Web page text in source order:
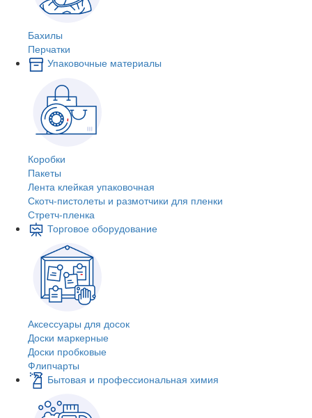
Бахилы
Перчатки
Упаковочные материалы
Коробки
Пакеты
Лента клейкая упаковочная
Скотч-пистолеты и размотчики для пленки
Стретч-пленка
Торговое оборудование
Аксессуары для досок
Доски маркерные
Доски пробковые
Флипчарты
Бытовая и профессиональная химия